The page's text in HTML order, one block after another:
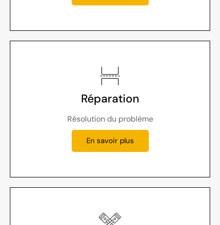
Réparation
Résolution du problème
En savoir plus